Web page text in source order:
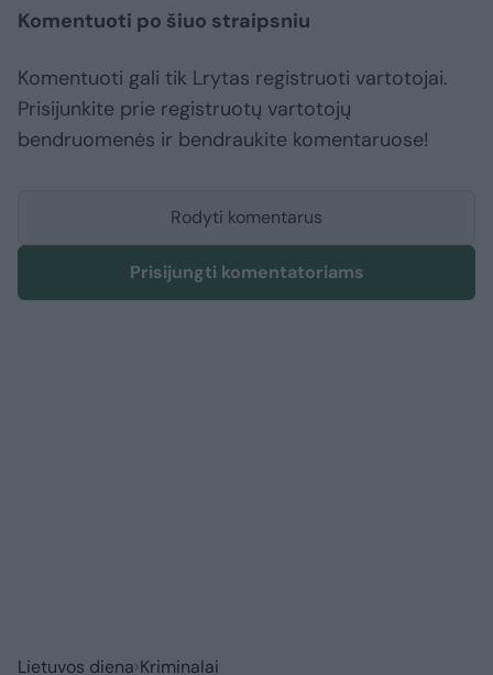
Komentuoti po šiuo straipsniu
Komentuoti gali tik Lrytas registruoti vartotojai.
Prisijunkite prie registruotų vartotojų
bendruomenės ir bendraukite komentaruose!
Rodyti komentarus
Prisijungti komentatoriams
Lietuvos diena Kriminalai